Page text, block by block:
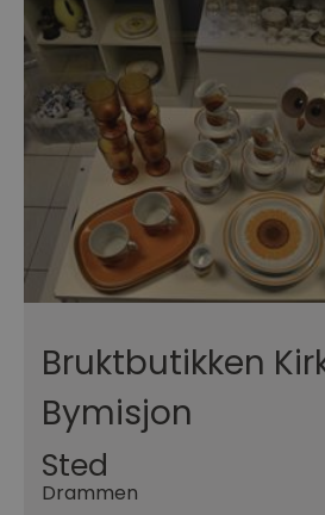
Bruktbutikken
Bymisjon
Sted
Drammen